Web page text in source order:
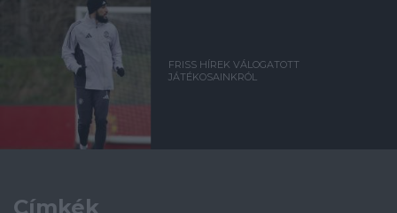
FRISS HÍREK VÁLOGATOTT
JÁTÉKOSAINKRÓL
Címkék